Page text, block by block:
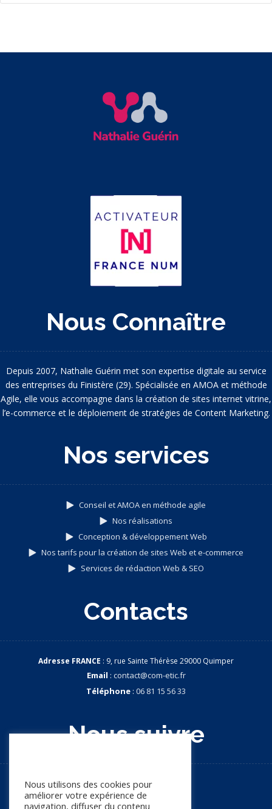
Nous Connaître
Depuis 2007, Nathalie Guérin met son expertise digitale au service
des entreprises du Finistère (29). Spécialisée en AMOA et méthode
Agile, elle vous accompagne dans la création de sites internet vitrine,
l’e-commerce et le déploiement de stratégies de Content Marketing.
Nos services
Conseil et AMOA en méthode agile
Nos réalisations
Conception & développement Web
Nos tarifs pour la création de sites Web et e-commerce
Services de rédaction Web & SEO
Contacts
Adresse FRANCE : 9, rue Sainte Thérèse 29000 Quimper
Email : contact@com-etic.fr
Téléphone : 06 81 15 56 33
Nous suivre
Nous utilisons des cookies pour
améliorer votre expérience de
navigation, diffuser du contenu